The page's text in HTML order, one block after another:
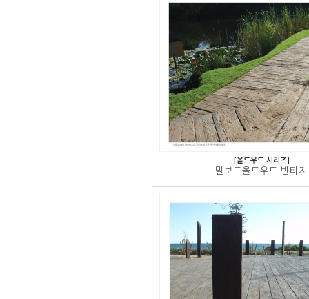
[올드우드 시리즈]
밀보드올드우드 빈티지